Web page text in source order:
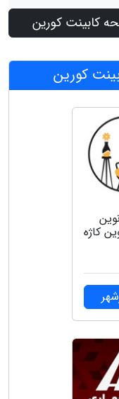
کابینت کورین
کورین
کاژه